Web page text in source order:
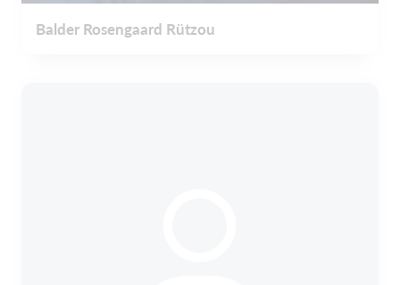
Balder Rosengaard Rützou